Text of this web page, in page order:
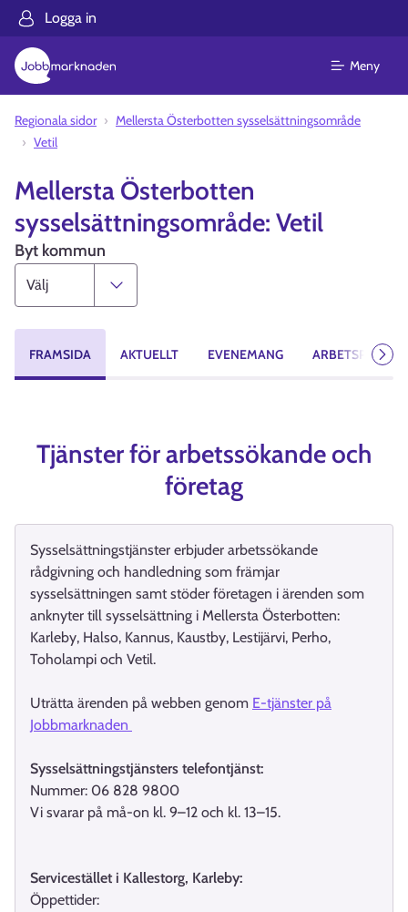
Logga in
Meny
Regionala sidor
Mellersta Österbotten sysselsättningsområde
Vetil
Mellersta Österbotten
sysselsättningsområde: Vetil
Byt kommun
FRAMSIDA AKTUELLT EVENEMANG
Tjänster för arbetssökande och
företag
Sysselsättningstjänster erbjuder arbetssökande
rådgivning och handledning som främjar
sysselsättningen samt stöder företagen i ärenden som
anknyter till sysselsättning i Mellersta Österbotten:
Karleby, Halso, Kannus, Kaustby, Lestijärvi, Perho,
Toholampi och Vetil.
Uträtta ärenden på webben genom E-tjänster på
Jobbmarknaden
Sysselsättningstjänsters telefontjänst:
Nummer: 06 828 9800
Vi svarar på må-on kl. 9–12 och kl. 13–15.
Servicestället i Kallestorg, Karleby:
Öppettider: